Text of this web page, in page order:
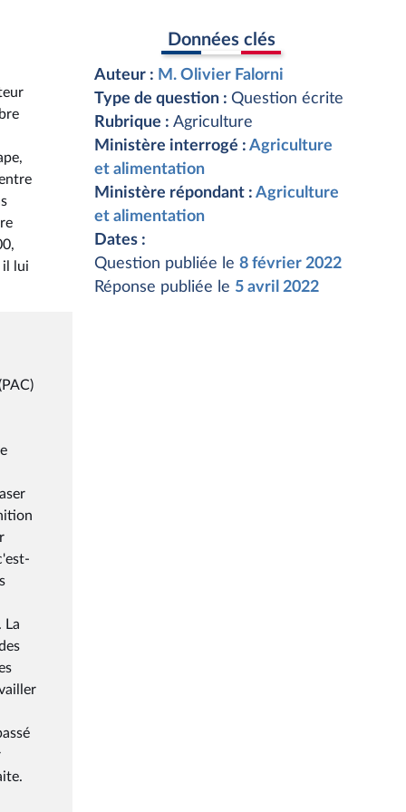
il lui
La
Données clés
Auteur : M. Olivier Falorni
Type de question : Question écrite
Rubrique : Agriculture
Ministère interrogé : Agriculture
et alimentation
Ministère répondant : Agriculture
et alimentation
Dates :
Question publiée le 8 février 2022
Réponse publiée le 5 avril 2022